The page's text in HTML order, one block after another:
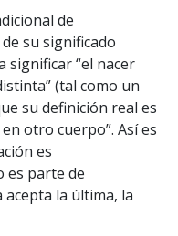
de
su significado
significar “el nacer
(tal como un
su definición real es
otro cuerpo”. Así es
es
es parte de
acepta la última, la